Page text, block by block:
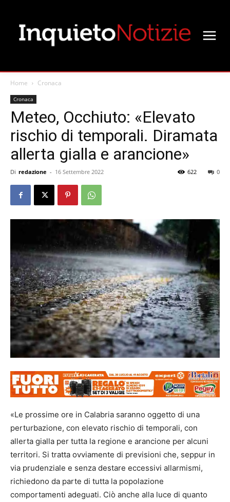
Home Cronaca
Cronaca
Meteo, Occhiuto: «Elevato
rischio di temporali. Diramata
allerta gialla e arancione»
Di redazione - 16 Settembre 2022 0
622
«Le prossime ore in Calabria saranno oggetto di una
perturbazione, con elevato rischio di temporali, con
allerta gialla per tutta la regione e arancione per alcuni
territori. Si tratta ovviamente di previsioni che, seppur in
via prudenziale e senza destare eccessivi allarmismi,
richiedono da parte di tutta la popolazione
comportamenti adeguati. Ciò anche alla luce di quanto